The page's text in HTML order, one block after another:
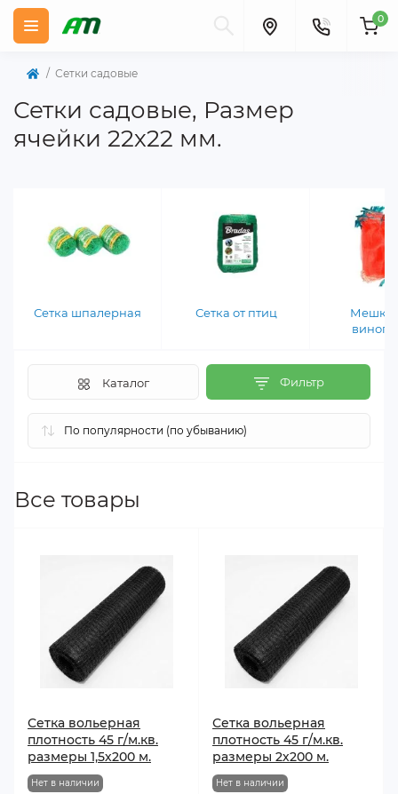
0
Сетки садовые
Сетки садовые, Размер
ячейки 22х22 мм.
Сетка шпалерная Сетка от птиц
Мешки
Фильтр
Каталог
Все товары
Сетка вольерная
плотность 45 г/м.кв.
размеры 1,5х200 м.
Нет в наличии
Сетка вольерная
плотность 45 г/м.кв.
размеры 2х200 м.
Нет в наличии